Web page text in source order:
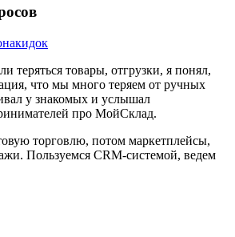
теряться товары, отгрузки, я понял,
что мы много теряем от ручных
у знакомых и услышал
про МойСклад.
торговлю, потом маркетплейсы,
Пользуемся CRM-системой, ведем